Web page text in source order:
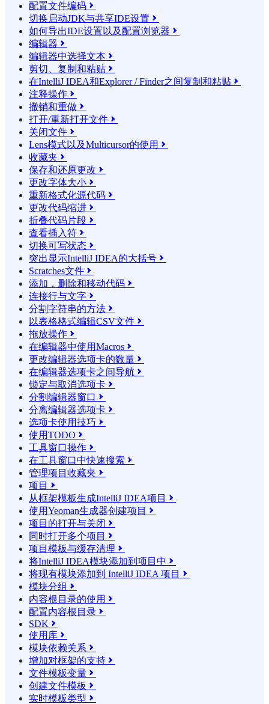
配置文件编码 
切换启动JDK与共享IDE设置 
如何导出IDE设置以及配置浏览器 
编辑器 
编辑器中选择文本 
剪切、复制和粘贴 
在IntelliJ IDEA和Explorer / Finder之间复制和粘贴 
注释操作 
撤销和重做 
打开/重新打开文件 
关闭文件 
Lens模式以及Multicursor的使用 
收藏夹 
保存和还原更改 
更改字体大小 
重新格式化源代码 
更改代码缩进 
折叠代码片段 
查看插入符 
切换可写状态 
突出显示IntelliJ IDEA的大括号 
Scratches文件 
添加，删除和移动代码 
连接行与文字 
分割字符串的方法 
以表格格式编辑CSV文件 
拖放操作 
在编辑器中使用Macros 
更改编辑器选项卡的数量 
在编辑器选项卡之间导航 
锁定与取消选项卡 
分割编辑器窗口 
分离编辑器选项卡 
选项卡使用技巧 
使用TODO 
工具窗口操作 
在工具窗口中快速搜索 
管理项目收藏夹 
项目 
从框架模板生成IntelliJ IDEA项目 
使用Yeoman生成器创建项目 
项目的打开与关闭 
同时打开多个项目 
项目模板与缓存清理 
将IntelliJ IDEA模块添加到项目中 
将现有模块添加到 IntelliJ IDEA 项目 
模块分组 
内容根目录的使用 
配置内容根目录 
SDK 
使用库 
模块依赖关系 
增加对框架的支持 
文件模板变量 
创建文件模板 
实时模板类型 